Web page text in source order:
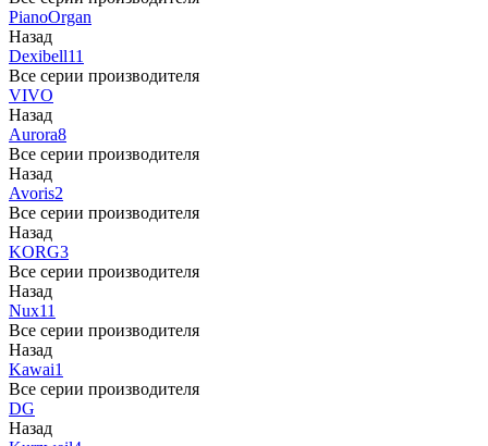
PianoOrgan
Назад
Dexibell11
Все серии производителя
VIVO
Назад
Aurora8
Все серии производителя
Назад
Avoris2
Все серии производителя
Назад
KORG3
Все серии производителя
Назад
Nux11
Все серии производителя
Назад
Kawai1
Все серии производителя
DG
Назад